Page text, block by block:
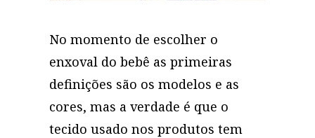
No momento de escolher o
enxoval do bebê as primeiras
definições são os modelos e as
cores, mas a verdade é que o
tecido usado nos produtos tem